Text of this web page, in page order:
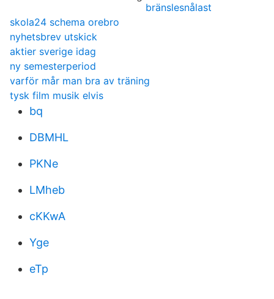
bränslesnålast
skola24 schema orebro
nyhetsbrev utskick
aktier sverige idag
ny semesterperiod
varför mår man bra av träning
tysk film musik elvis
bq
DBMHL
PKNe
LMheb
cKKwA
Yge
eTp